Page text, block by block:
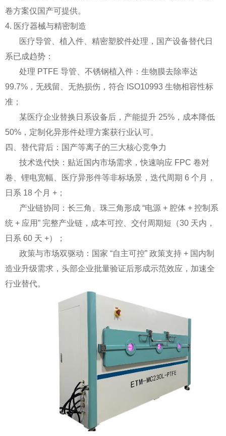
卷方案仅国产可提供。
4. 医疗器械与精密制造
医疗导管、植入件、精密塑胶件处理，国产设备替代日
系已成趋势：
处理 PTFE 导管、不锈钢植入件：生物膜去除率达
99.7%，无残留、无热损伤，符合 ISO10993 生物相容性标
准；
某医疗企业替换日系设备后，产能提升 25%，成本降低
50%，定制化异形件处理方案获行业认可。
四、替代背后：国产等离子的三大核心竞争力
技术迭代快：贴近国内市场需求，快速响应 FPC 卷对
卷、锂电宽幅、医疗异形件等非标场景，迭代周期 6 个月，
日系 18 个月 +；
产业链协同：长三角、珠三角形成 “电源 + 腔体 + 控制系
统 + 应用” 完整产业链，成本可控、交付周期短（30 天内，
日系 60 天 +）；
政策与市场双驱动：国家 “自主可控” 政策支持 + 国内制
造业升级需求，头部企业批量验证后形成示范效应，加速全
行业替代。